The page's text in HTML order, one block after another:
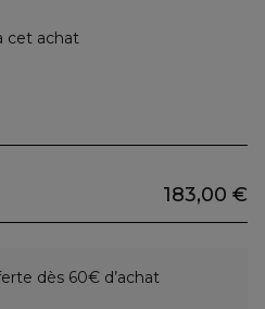
cet achat
183,00 €
dès 60€ d’achat